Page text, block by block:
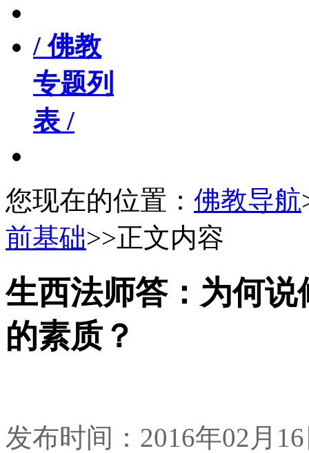
/ 佛教
专题列
表 /
您现在的位置： 佛教导航
前基础>>正文内容
生西法师答：为何
的素质？
发布时间：2016年02月